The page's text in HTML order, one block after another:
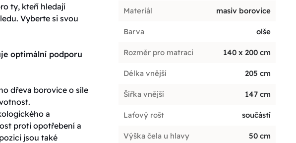
ty, kteří hledají
Vyberte si svou
optimální podporu
dřeva borovice o síle
a
proti opotřebení a
jsou také
Materiál masiv borovice
Barva olše
Rozměr pro matraci 140 x 200 cm
Délka vnější 205 cm
Šířka vnější 147 cm
Laťový rošt součástí
Výška čela u hlavy 50 cm